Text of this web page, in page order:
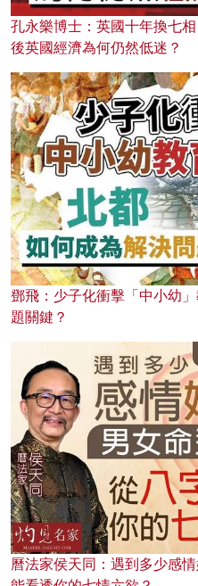
孔永樂博士：英國十年換七
後英國經濟為何仍然低迷？
鄧飛：少子化衝擊「中小幼
題關鍵？
曆法家侯天同：遇到多少感